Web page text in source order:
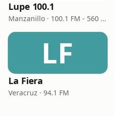
Lupe 100.1
Manzanillo · 100.1 FM - 560 AM
LF
La Fiera
Veracruz · 94.1 FM